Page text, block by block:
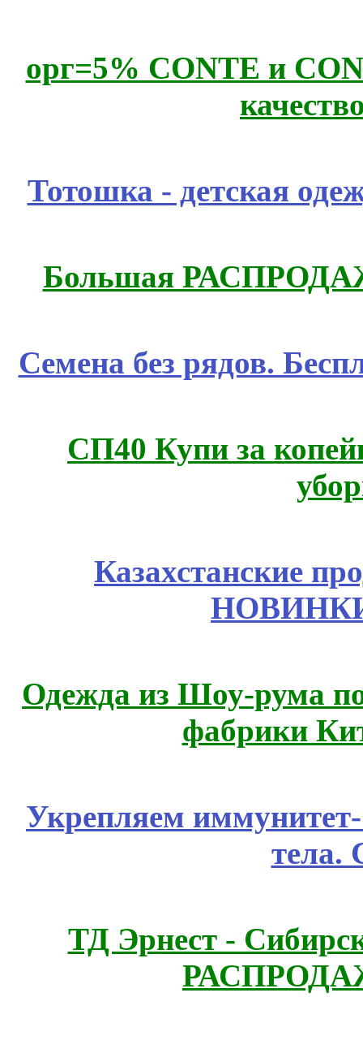
орг=5% CONTE и
Тотошка - детская
Большая
Семена без рядов.
СП40 Купи за
Казахстанские
Одежда из Шоу-рума
фабрики
Укрепляем
тела.
ТД Эрнест -